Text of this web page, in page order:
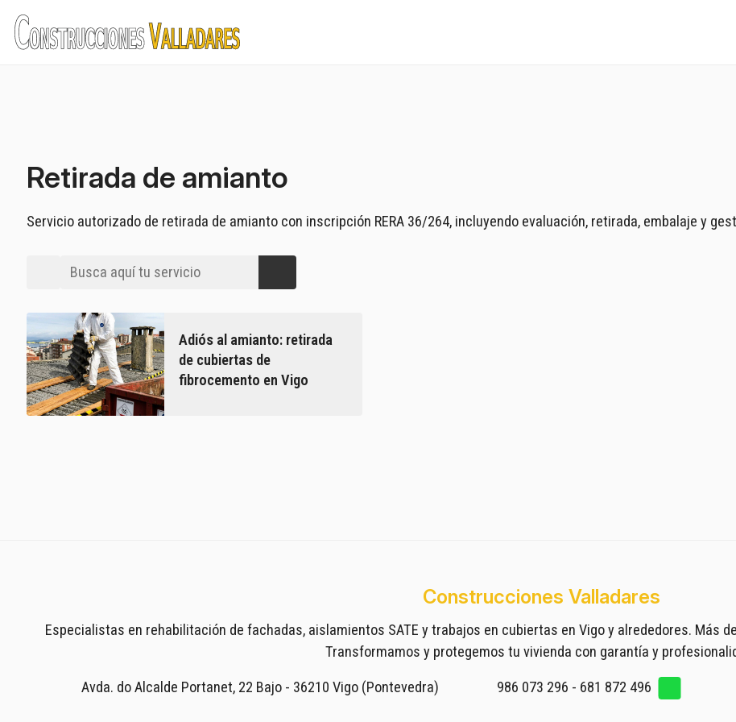
Retirada de amianto
Servicio autorizado de retirada de amianto con inscripción RERA 36/264, incluyendo evaluación, retirada, embalaje y
Todos los servicios
Aislamientos
Canalones
Adiós al amianto: retirada
de cubiertas de
fibrocemento en Vigo
Construcciones Valladares
Especialistas en rehabilitación de fachadas, aislamientos SATE y trabajos en cubiertas en Vigo y alrededores. Más
Transformamos y protegemos tu vivienda con garantía y
Avda. do Alcalde Portanet, 22 Bajo - 36210 Vigo (Pontevedra) 986 073 296 - 681 872 496